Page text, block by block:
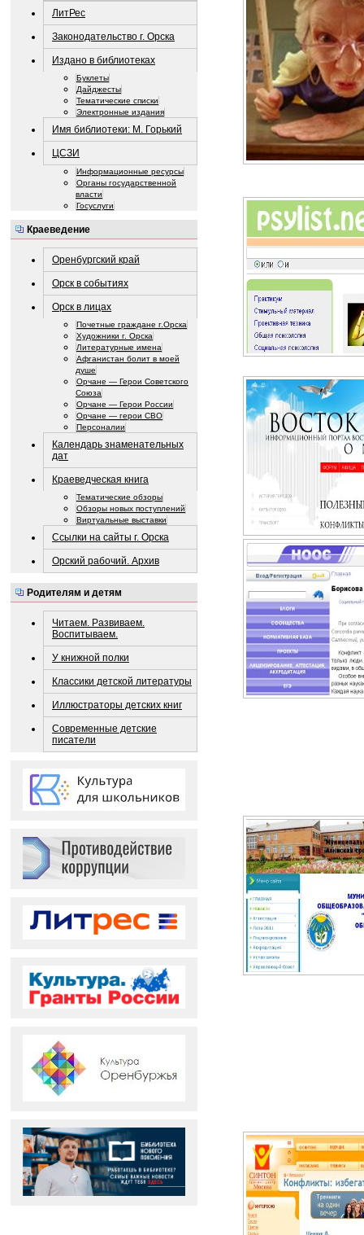
ЛитРес
Законодательство г. Орска
Издано в библиотеках
Буклеты
Дайджесты
Тематические списки
Электронные издания
Имя библиотеки: М. Горький
ЦСЗИ
Информационные ресурсы
Органы государственной
власти
Госуслуги
Краеведение
Оренбургский край
Орск в событиях
Орск в лицах
Почетные граждане г.Орска
Художники г. Орска
Литературные имена
Афганистан болит в моей
душе
Орчане — Герои Советского
Союза
Орчане — Герои России
Орчане — герои СВО
Персоналии
Календарь знаменательных
дат
Краеведческая книга
Тематические обзоры
Обзоры новых поступлений
Виртуальные выставки
Ссылки на сайты г. Орска
Орский рабочий. Архив
Родителям и детям
Читаем. Развиваем.
Воспитываем.
У книжной полки
Классики детской литературы
Иллюстраторы детских книг
Современные детские
писатели